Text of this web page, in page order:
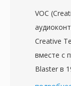
VOC
Creative
вместе с
Blaster в